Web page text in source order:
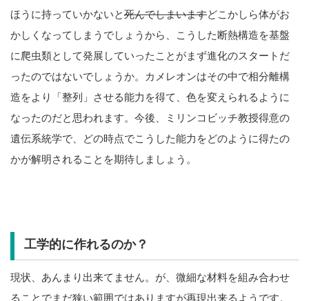
ほうに持っていかないと死んでしまいますどこかしら体がお
かしくなってしまうでしょうから、こうした断熱構造を基盤
に爬虫類として発展していったことがまず進化のスタートだ
ったのではないでしょうか。カメレオンはその中で相分離構
造をより「整列」させる能力を得て、色を変えられるように
なったのだと思われます。今後、ミリンコビッチ教授得意の
遺伝系統学で、どの時点でこうした能力をどのように得たの
かが解明されることを期待しましょう。
工学的に作れるのか？
現状、あんまり出来てません。が、微細な材料を組み合わせ
ることでまだ狭い範囲ではありますが再現出来るようです。